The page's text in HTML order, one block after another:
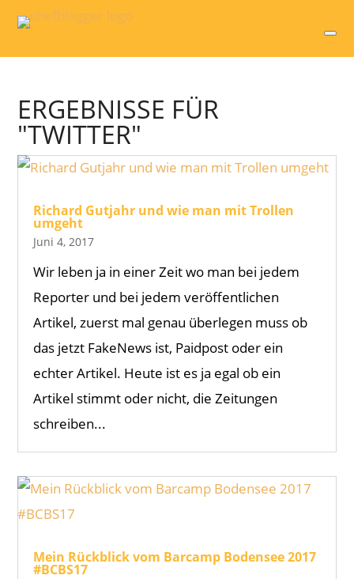
ERGEBNISSE FÜR
"TWITTER"
Richard Gutjahr und wie man mit Trollen
umgeht
Juni 4, 2017
Wir leben ja in einer Zeit wo man bei jedem
Reporter und bei jedem veröffentlichen
Artikel, zuerst mal genau überlegen muss ob
das jetzt FakeNews ist, Paidpost oder ein
echter Artikel. Heute ist es ja egal ob ein
Artikel stimmt oder nicht, die Zeitungen
schreiben...
Mein Rückblick vom Barcamp Bodensee 2017
#BCBS17